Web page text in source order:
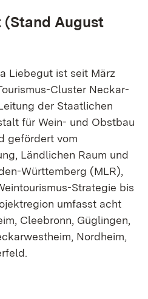
August
Liebegut ist seit März
Cluster Neckar-
der Staatlichen
für Wein- und Obstbau
gefördert vom
Ländlichen Raum und
Württemberg (MLR),
Strategie bis
umfasst acht
Cleebronn, Güglingen,
Nordheim,